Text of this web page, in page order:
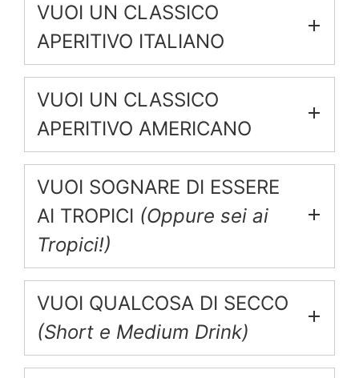
VUOI UN CLASSICO
APERITIVO ITALIANO
VUOI UN CLASSICO
APERITIVO AMERICANO
VUOI SOGNARE DI ESSERE
AI TROPICI (Oppure sei ai
Tropici!)
VUOI QUALCOSA DI SECCO
(Short e Medium Drink)